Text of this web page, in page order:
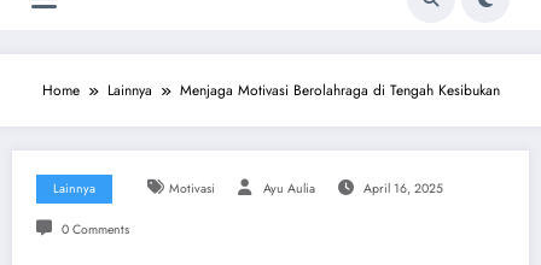
Home Lainnya Menjaga Motivasi Berolahraga di Tengah Kesibukan
Lainnya Motivasi Ayu Aulia April 16, 2025
0 Comments